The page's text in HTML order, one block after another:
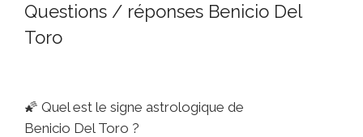
Questions / réponses Benicio Del
Toro
🌠 Quel est le signe astrologique de
Benicio Del Toro ?